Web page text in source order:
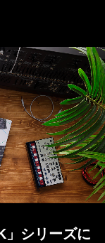
」シリーズに